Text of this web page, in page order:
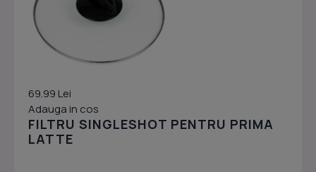
69.99 Lei
Adauga in cos
FILTRU SINGLESHOT PENTRU PRIMA
LATTE